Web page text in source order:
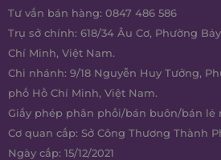
Tư vấn bán hàng: 0847 486 586
Trụ sở chính: 618/34 Âu Cơ, Phường
Chí Minh, Việt Nam.
Chi nhánh: 9/18 Nguyễn Huy Tưởng,
phố Hồ Chí Minh, Việt Nam.
Giấy phép phân phối/bán buôn/bán lẻ
Cơ quan cấp: Sở Công Thương Thành
Ngày cấp: 15/12/2021